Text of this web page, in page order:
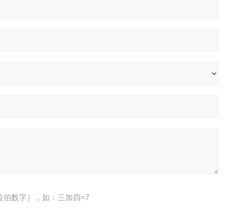
伯数字），如：三加四=7